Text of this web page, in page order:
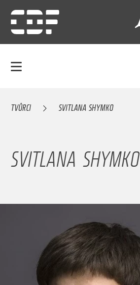
TVŮRCI SVITLANA SHYMKO
SVITLANA SHYMKO